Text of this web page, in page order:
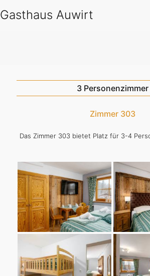
Gasthaus Auwirt
3 Personenzimmer
Zimmer 303
Das Zimmer 303 bietet Platz für 3-4